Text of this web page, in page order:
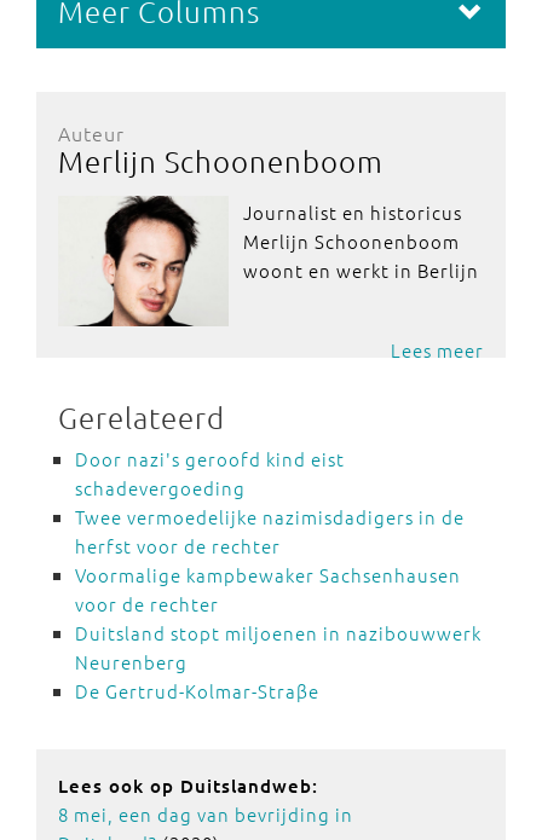
Meer Columns
Auteur
Merlijn Schoonenboom
Journalist en historicus
Merlijn Schoonenboom
woont en werkt in Berlijn
Lees meer
Gerelateerd
Door nazi's geroofd kind eist
schadevergoeding
Twee vermoedelijke nazimisdadigers in de
herfst voor de rechter
Voormalige kampbewaker Sachsenhausen
voor de rechter
Duitsland stopt miljoenen in nazibouwwerk
Neurenberg
De Gertrud-Kolmar-Straβe
Lees ook op Duitslandweb:
8 mei, een dag van bevrijding in